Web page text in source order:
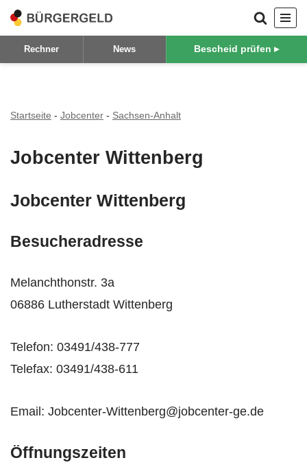
Zum
Inhalt
Rechner News Bescheid prüfen ▸
Startseite - Jobcenter - Sachsen-Anhalt
Jobcenter Wittenberg
Jobcenter Wittenberg
Besucheradresse
Melanchthonstr. 3a
06886 Lutherstadt Wittenberg
Telefon: 03491/438-777
Telefax: 03491/438-611
Email: Jobcenter-Wittenberg@jobcenter-ge.de
Öffnungszeiten